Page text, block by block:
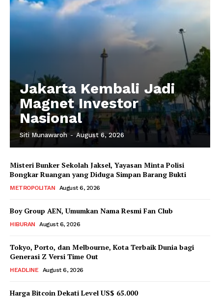
Jakarta Kembali Jadi
Magnet Investor
Nasional
Siti Munawaroh - August 6, 2026
Misteri Bunker Sekolah Jaksel, Yayasan Minta Polisi
Bongkar Ruangan yang Diduga Simpan Barang Bukti
METROPOLITAN August 6, 2026
Boy Group AEN, Umumkan Nama Resmi Fan Club
HIBURAN August 6, 2026
Tokyo, Porto, dan Melbourne, Kota Terbaik Dunia bagi
Generasi Z Versi Time Out
HEADLINE August 6, 2026
Harga Bitcoin Dekati Level US$ 65.000